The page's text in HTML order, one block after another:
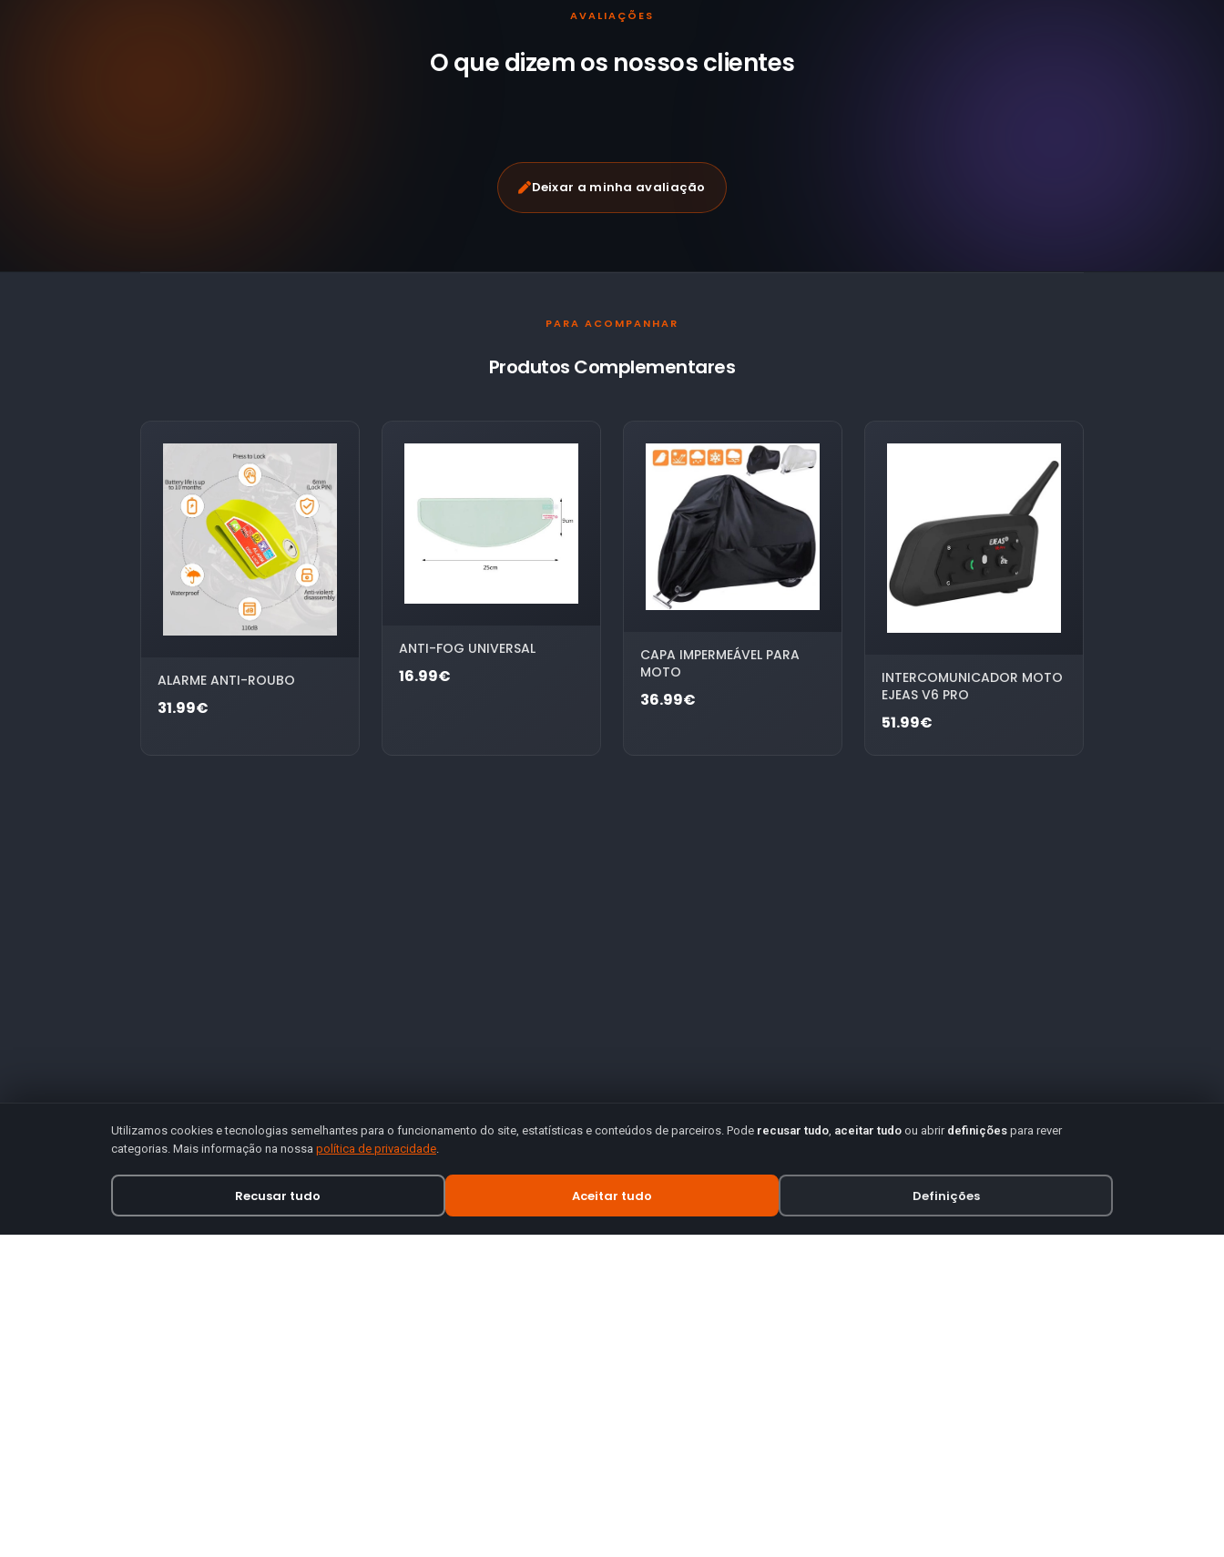
AVALIAÇÕES
O que dizem os nossosclientes
Deixar a minha avaliação
PARA ACOMPANHAR
Produtos Complementares
ALARME ANTI-ROUBO
31.99€
ANTI-FOG UNIVERSAL
16.99€
CAPA IMPERMEÁVEL PARA
MOTO
36.99€
INTERCOMUNICADOR MOTO
EJEAS V6 PRO
51.99€
Utilizamos cookies e tecnologias semelhantes para o funcionamento do site, estatísticas e conteúdos de parceiros. Pode recusar tudo, aceitar tudo ou abrir definições para rever
categorias. Mais informação na nossa política de privacidade.
Recusar tudo Aceitar tudo Definições